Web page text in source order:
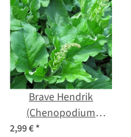
Brave Hendrik
(Chenopodium
bonus-henricus) bio
2,99 €*